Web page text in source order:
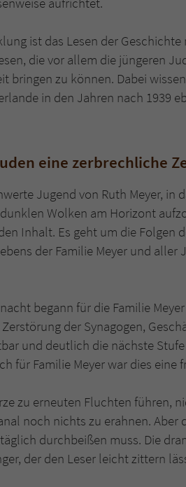
ist das Lesen der
die vor allem die jüngeren
bringen zu können. Dabei
in den Jahren nach 1939
eine zerbrechliche
Jugend von Ruth Meyer, in
Wolken am Horizont
Inhalt. Es geht um die Folgen
der Familie Meyer und aller
begann für die Familie
der Synagogen,
und deutlich die nächste
für Familie Meyer war dies eine
zu erneuten Fluchten führen,
noch nichts zu erahnen. Aber
durchbeißen muss. Die
der den Leser leicht zittern